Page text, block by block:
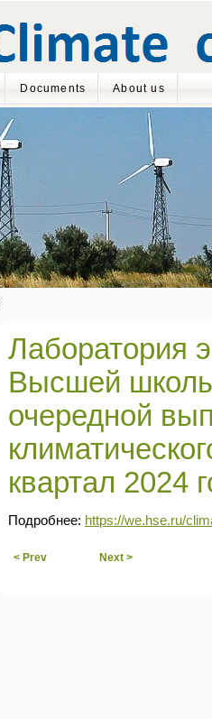
Documents About us
Лаборатория
Высшей школы
очередной
квартал 2024
Подробнее: https://we.hse.ru/
< Prev Next >